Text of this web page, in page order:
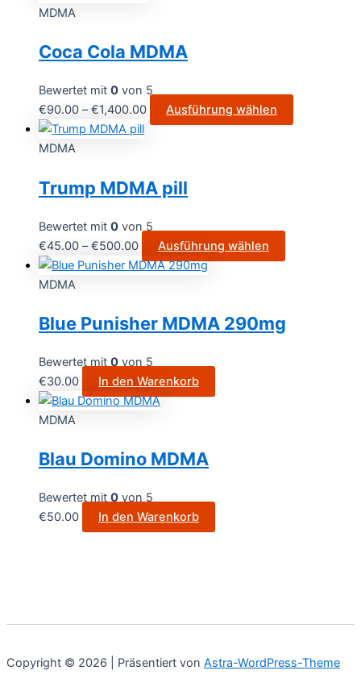
MDMA
Coca Cola MDMA
Bewertet mit 0 von 5
€90.00 –€1,400.00 Ausführung wählen
MDMA
Trump MDMA pill
Bewertet mit 0 von 5
€45.00 –€500.00 Ausführung wählen
MDMA
Blue Punisher MDMA 290mg
Bewertet mit 0 von 5
€30.00 In den Warenkorb
MDMA
Blau Domino MDMA
Bewertet mit 0 von 5
€50.00 In den Warenkorb
Copyright © 2026 | Präsentiert von Astra-WordPress-Theme